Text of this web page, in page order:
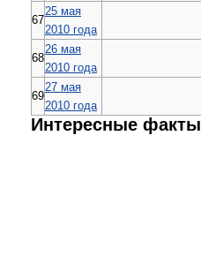
67
25 мая
2010 года
68
26 мая
2010 года
69
27 мая
2010 года
Интересные факты